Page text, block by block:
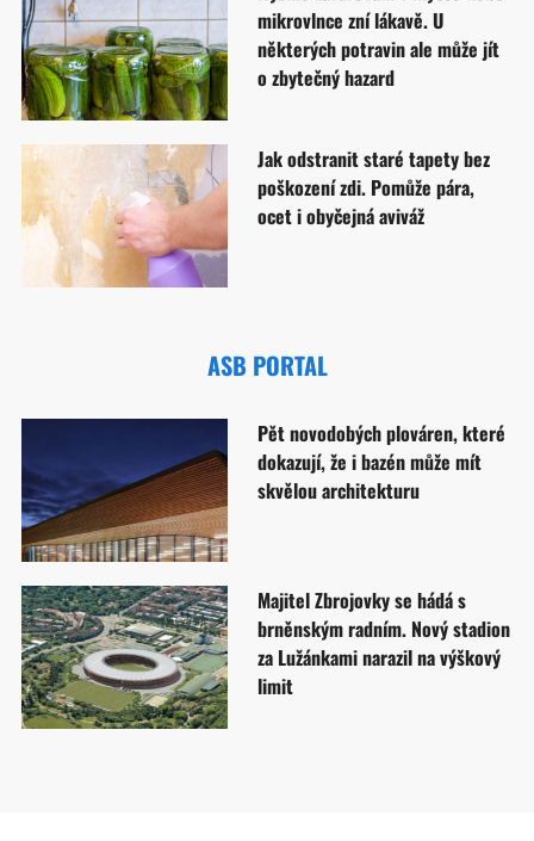
mikrovlnce zní lákavě. U
některých potravin ale může jít
o zbytečný hazard
Jak odstranit staré tapety bez
poškození zdi. Pomůže pára,
ocet i obyčejná aviváž
ASB PORTAL
Pět novodobých plováren, které
dokazují, že i bazén může mít
skvělou architekturu
Majitel Zbrojovky se hádá s
brněnským radním. Nový stadion
za Lužánkami narazil na výškový
limit